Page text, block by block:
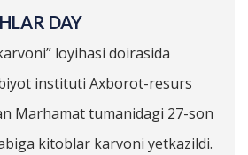
DAY
loyihasi doirasida
instituti Axborot-resurs
Marhamat tumanidagi 27-son
kitoblar karvoni yetkazildi.